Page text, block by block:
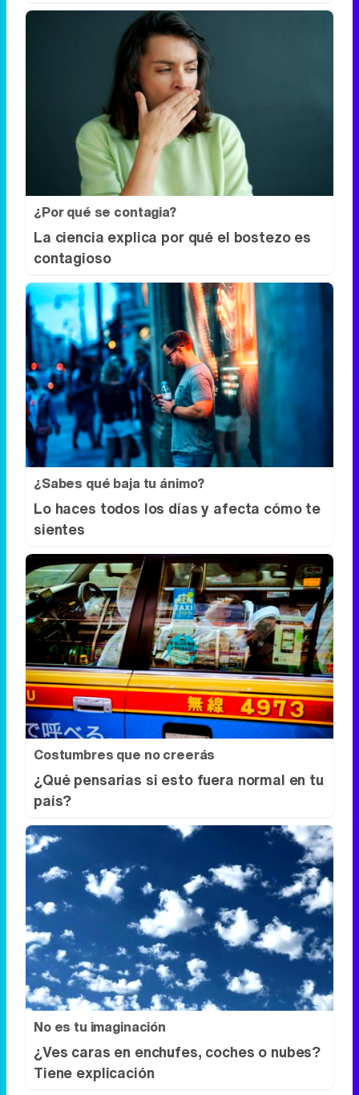
Tu memoria y la música
Esa canción antigua que no olvidas tiene
una explicación
¿Por qué se contagia?
La ciencia explica por qué el bostezo es
contagioso
¿Sabes qué baja tu ánimo?
Lo haces todos los días y afecta cómo te
sientes
Costumbres que no creerás
¿Qué pensarías si esto fuera normal en tu
país?